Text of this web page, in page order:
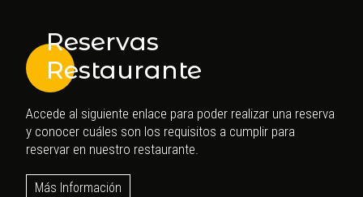
Reservas
Restaurante
Accede al siguiente enlace para poder realizar una reserva
y conocer cuáles son los requisitos a cumplir para
reservar en nuestro restaurante.
Más Información